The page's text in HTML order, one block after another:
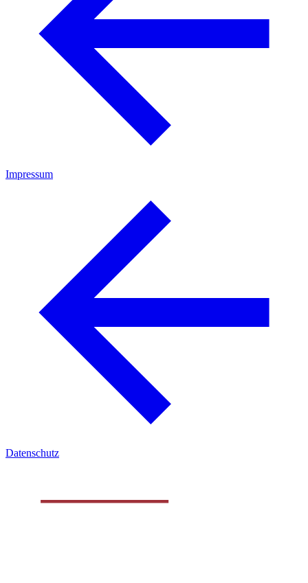
Impressum
Datenschutz